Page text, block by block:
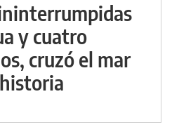
y cuatro
cruzó el mar